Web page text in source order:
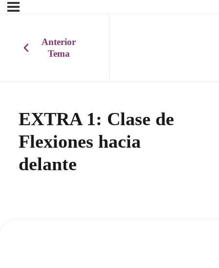
Anterior
Tema
EXTRA 1: Clase de
Flexiones hacia
delante